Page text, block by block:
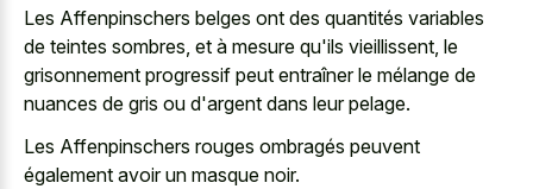
Les Affenpinschers belges ont des quantités variables
de teintes sombres, et à mesure qu'ils vieillissent, le
grisonnement progressif peut entraîner le mélange de
nuances de gris ou d'argent dans leur pelage.
Les Affenpinschers rouges ombragés peuvent
également avoir un masque noir.